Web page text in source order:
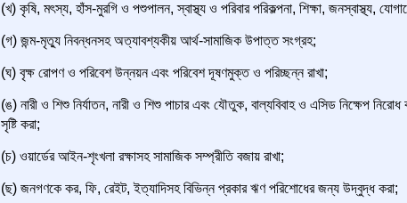
(খ) কৃষি, মৎস্য, হাঁস-মুরগি ও পশুপালন, স্বাস্থ্য ও পরিবার পরিকল্পনা, শিক্ষা, জনস্বাস্থ্য,
(গ) জন্ম-মৃত্যু নিবন্ধনসহ অত্যাবশ্যকীয় আর্থ-সামাজিক উপাত্ত সংগ্রহ;
(ঘ) বৃক্ষ রোপণ ও পরিবেশ উন্নয়ন এবং পরিবেশ দূষণমুক্ত ও পরিচ্ছন্ন রাখা;
(ঙ) নারী ও শিশু নির্যাতন, নারী ও শিশু পাচার এবং যৌতুক, বাল্যবিবাহ ও এসিড নিক্ষেপ
সৃষ্টি করা;
(চ) ওয়ার্ডের আইন-শৃংখলা রক্ষাসহ সামাজিক সম্প্রীতি বজায় রাখা;
(ছ) জনগণকে কর, ফি, রেইট, ইত্যাদিসহ বিভিন্ন প্রকার ঋণ পরিশোধের জন্য উদ্বুদ্ধ করা;